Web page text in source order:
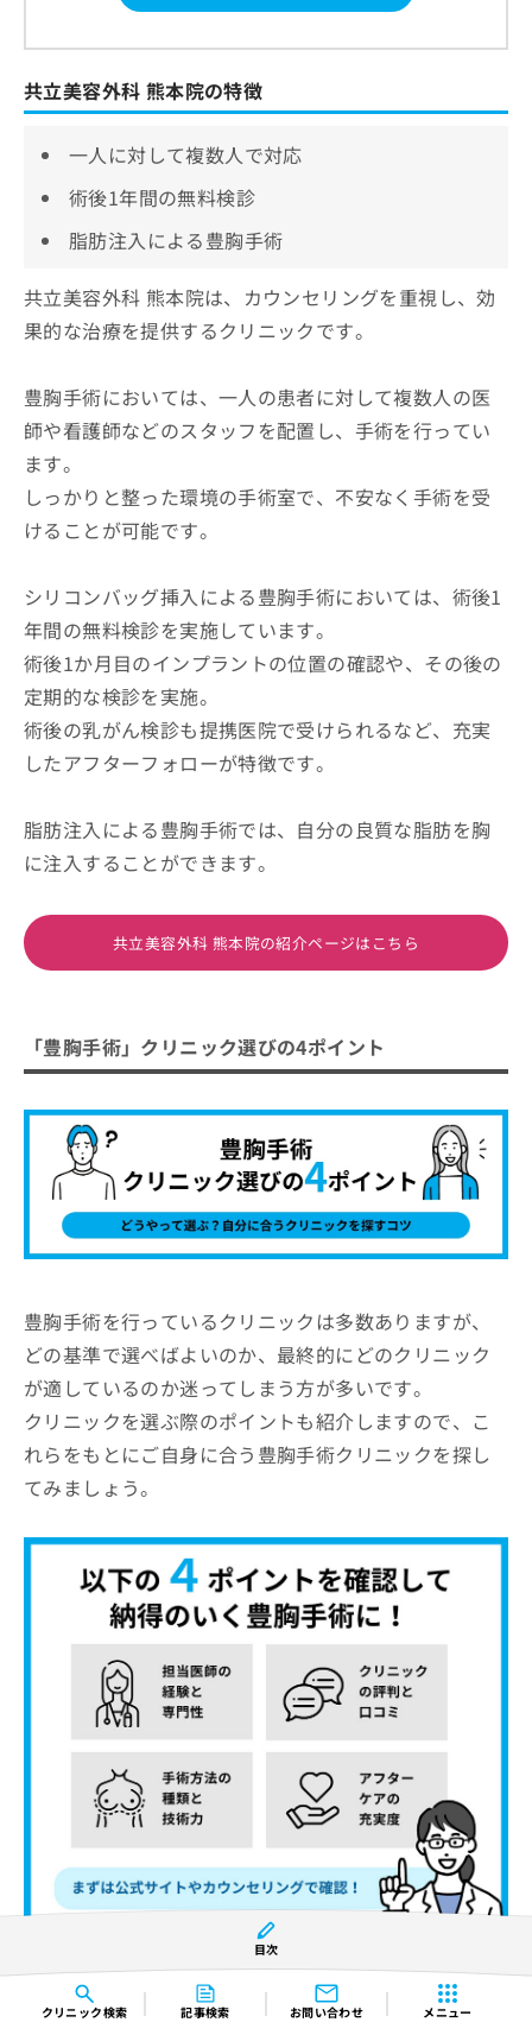
クリニック検索 記事検索 お問い合わせ メニュー
共立美容外科 熊本院の特徴
一人に対して複数人で対応
術後1年間の無料検診
脂肪注入による豊胸手術
共立美容外科 熊本院は、カウンセリングを重視し、効
果的な治療を提供するクリニックです。
豊胸手術においては、一人の患者に対して複数人の医
師や看護師などのスタッフを配置し、手術を行ってい
ます。
しっかりと整った環境の手術室で、不安なく手術を受
けることが可能です。
シリコンバッグ挿入による豊胸手術においては、術後1
年間の無料検診を実施しています。
術後1か月目のインプラントの位置の確認や、その後の
定期的な検診を実施。
術後の乳がん検診も提携医院で受けられるなど、充実
したアフターフォローが特徴です。
脂肪注入による豊胸手術では、自分の良質な脂肪を胸
に注入することができます。
共立美容外科 熊本院の紹介ページはこちら
「豊胸手術」クリニック選びの4ポイント
豊胸手術を行っているクリニックは多数ありますが、
どの基準で選べばよいのか、最終的にどのクリニック
が適しているのか迷ってしまう方が多いです。
クリニックを選ぶ際のポイントも紹介しますので、こ
れらをもとにご自身に合う豊胸手術クリニックを探し
てみましょう。
医師の経験と専門性
…症例数や症例写真、論文などもあ
ればチェック
目次